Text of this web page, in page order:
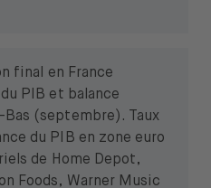
final en France
PIB et balance
Bas (septembre). Taux
du PIB en zone euro
de Home Depot,
Foods, Warner Music